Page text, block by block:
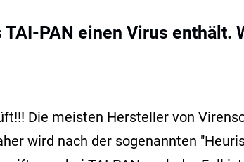
PAN einen Virus enthält.
Die meisten Hersteller von
wird nach der sogenannten